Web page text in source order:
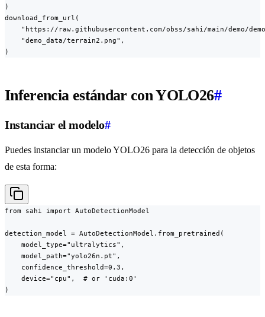
)
download_from_url(
"https://raw.githubusercontent.com/obss/sahi/main/demo/
    "demo_data/terrain2.png",
)
Inferencia estándar con YOLO26#
Instanciar el modelo#
Puedes instanciar un modelo YOLO26 para la detección de objetos
de esta forma:
from sahi import AutoDetectionModel
detection_model = AutoDetectionModel.from_pretrained(
    model_type="ultralytics",
    model_path="yolo26n.pt",
    confidence_threshold=0.3,
    device="cpu",  # or 'cuda:0'
)